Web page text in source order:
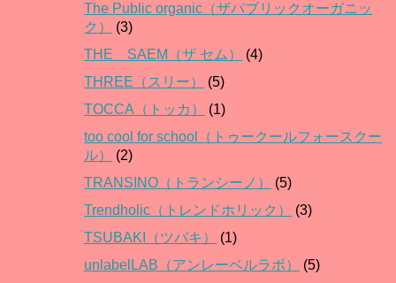
The Public organic（ザパブリックオーガニッ
ク）
(3)
THE SAEM（ザ セム）
(4)
THREE（スリー）
(5)
TOCCA（トッカ）
(1)
too cool for school（トゥークールフォースクー
ル）
(2)
TRANSINO（トランシーノ）
(5)
Trendholic（トレンドホリック）
(3)
TSUBAKI（ツバキ）
(1)
unlabelLAB（アンレーベルラボ）
(5)